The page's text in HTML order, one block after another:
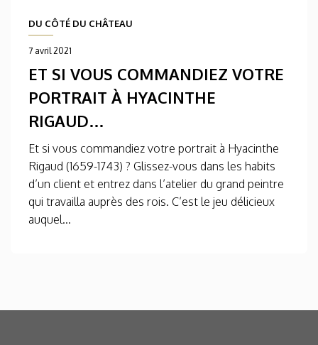
DU CÔTÉ DU CHÂTEAU
7 avril 2021
ET SI VOUS COMMANDIEZ VOTRE
PORTRAIT À HYACINTHE
RIGAUD…
Et si vous commandiez votre portrait à Hyacinthe
Rigaud (1659-1743) ? Glissez-vous dans les habits
d’un client et entrez dans l’atelier du grand peintre
qui travailla auprès des rois. C’est le jeu délicieux
auquel...